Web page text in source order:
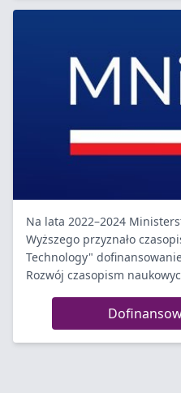
Na lata 2022–2024
Wyższego przyznało
Technology"
Rozwój czasopism